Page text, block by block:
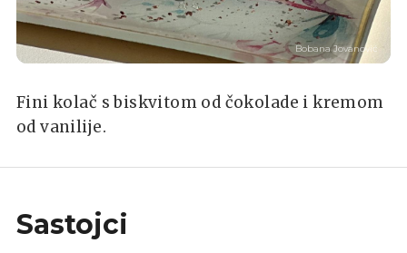
Bobana Jovanović
Fini kolač s biskvitom od čokolade i kremom
od vanilije.
Sastojci